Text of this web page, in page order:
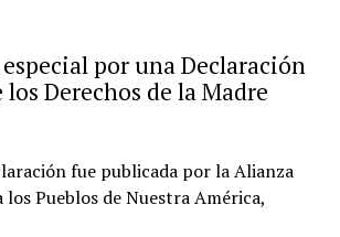
por una Declaración
Derechos de la Madre
fue publicada por la Alianza
Pueblos de Nuestra América,